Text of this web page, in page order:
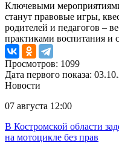
Ключевыми
станут правовые игры,
родителей и педагогов –
практиками воспитания и
Просмотров: 1099
Дата первого показа:
Новости
07 августа 12:00
В Костромской области
на мотоцикле без прав